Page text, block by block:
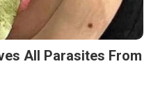
All Parasites From